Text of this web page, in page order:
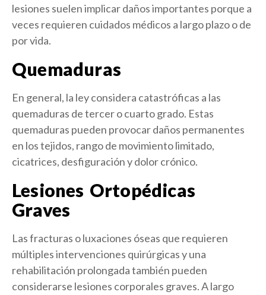
lesiones suelen implicar daños importantes porque a
veces requieren cuidados médicos a largo plazo o de
por vida.
Quemaduras
En general, la ley considera catastróficas a las
quemaduras de tercer o cuarto grado. Estas
quemaduras pueden provocar daños permanentes
en los tejidos, rango de movimiento limitado,
cicatrices, desfiguración y dolor crónico.
Lesiones Ortopédicas
Graves
Las fracturas o luxaciones óseas que requieren
múltiples intervenciones quirúrgicas y una
rehabilitación prolongada también pueden
considerarse lesiones corporales graves. A largo